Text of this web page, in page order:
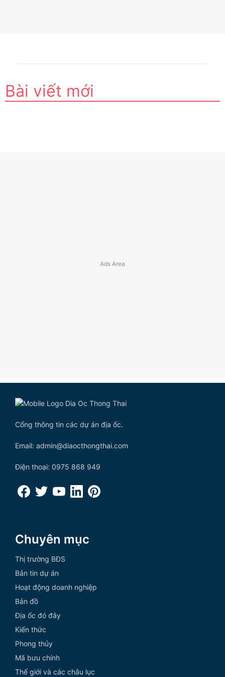
Bài viết mới
Cổng thông tin các dự án địa ốc.
Email: admin@diaocthongthai.com
Điện thoại: 0975 868 949
Chuyên mục
Thị trường BĐS
Bản tin dự án
Hoạt động doanh nghiệp
Bản đồ
Địa ốc đó đây
Kiến thức
Phong thủy
Mã bưu chính
Thế giới và các châu lục